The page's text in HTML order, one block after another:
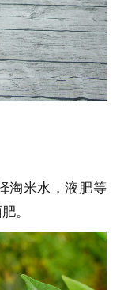
淘米水，液肥等
。